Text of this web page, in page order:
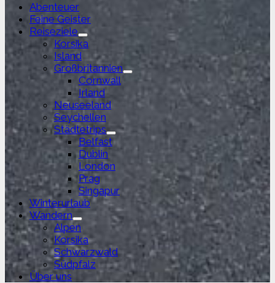
Abenteuer
Feine Geister
Reiseziele
Untermenü
anzeigen
Korsika
Island
Großbritannien
Untermenü
Cornwall
Irland
Neuseeland
Seychellen
Städtetrips
Untermenü
anzeigen
Belfast
Dublin
London
Prag
Singapur
Winterurlaub
Wandern
Untermenü
anzeigen
Alpen
Korsika
Schwarzwald
Südpfalz
Über uns